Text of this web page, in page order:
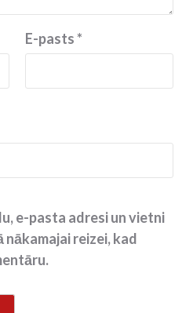
E-pasts*
e-pasta adresi un vietni
reizei, kad